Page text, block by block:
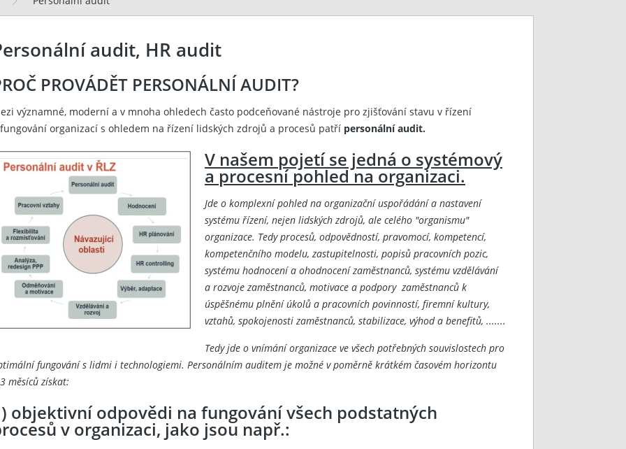
audit, HR audit
PROVÁDĚT PERSONÁLNÍ AUDIT?
významné, moderní a v mnoha ohledech často podceňované nástroje pro zjišťování stavu v řízení
organizací s ohledem na řízení lidských zdrojů a procesů patří personální audit.
V našem pojetí se jedná o systémový
a procesní pohled na organizaci.
Jde o komplexní pohled na organizační uspořádání a nastavení
systému řízení, nejen lidských zdrojů, ale celého "organismu"
organizace. Tedy procesů, odpovědností, pravomocí, kompetencí,
kompetenčního modelu, zastupitelnosti, popisů pracovních pozic,
systému hodnocení a ohodnocení zaměstnanců, systému vzdělávání
a rozvoje zaměstnanců, motivace a podpory zaměstnanců k
úspěšnému plnění úkolů a pracovních povinností, firemní kultury,
vztahů, spokojenosti zaměstnanců, stabilizace, výhod a benefitů, .......
Tedy jde o vnímání organizace ve všech potřebných souvislostech pro
fungování s lidmi i technologiemi. Personálním auditem je možné v poměrně krátkém časovém horizontu
měsíců získat:
objektivní odpovědi na fungování všech podstatných
v organizaci, jako jsou např.: